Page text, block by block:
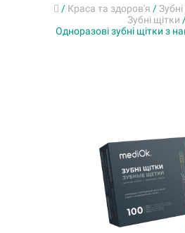
/ Краса та здоров'я /
Зубні щітки
Одноразові зубні щітки з